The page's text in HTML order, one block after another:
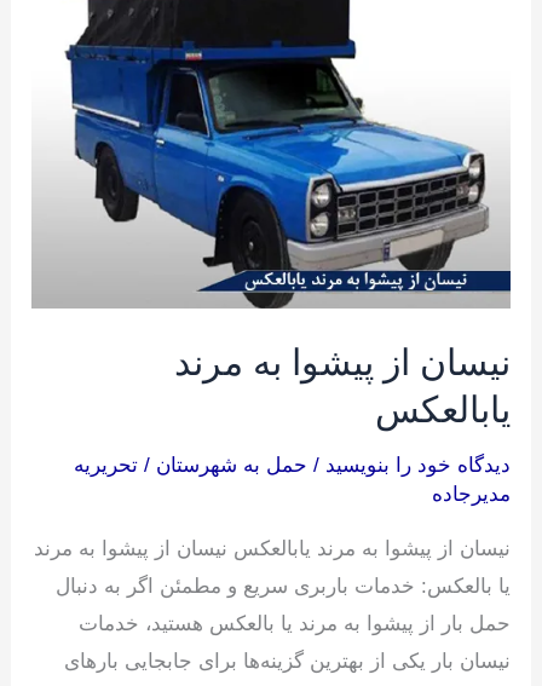
نیسان از پیشوا به مرند
یابالعکس
دیدگاه‌ خود را بنویسید / حمل به شهرستان /تحریریه
مدیرجاده
نیسان از پیشوا به مرند یابالعکس نیسان از پیشوا به مرند
یا بالعکس: خدمات باربری سریع و مطمئن اگر به دنبال
حمل بار از پیشوا به مرند یا بالعکس هستید، خدمات
نیسان بار یکی از بهترین گزینه‌ها برای جابجایی بارهای
یابالعکس